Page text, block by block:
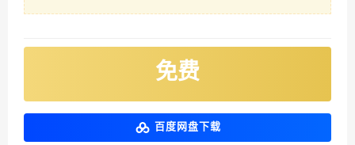
免费
百度网盘下载